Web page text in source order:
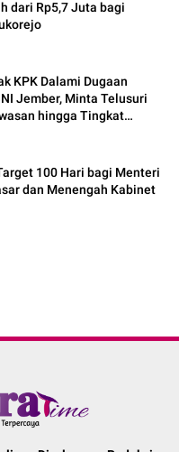
dari Rp5,7 Juta bagi
KPK Dalami Dugaan
Jember, Minta Telusuri
hingga Tingkat
100 Hari bagi Menteri
dan Menengah Kabinet